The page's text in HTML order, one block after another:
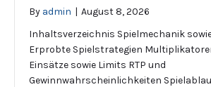
By admin | August 8, 2026
Inhaltsverzeichnis Spielmechanik
Erprobte Spielstrategien
Einsätze sowie Limits RTP und
Gewinnwahrscheinlichkeiten